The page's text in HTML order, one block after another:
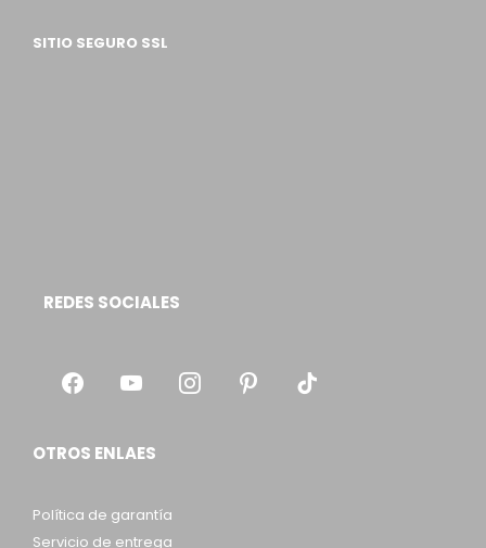
SITIO SEGURO SSL
REDES SOCIALES
OTROS ENLAES
Política de garantía
Servicio de entrega